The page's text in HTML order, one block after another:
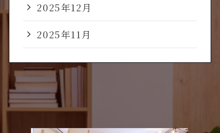
2025年12月
2025年11月